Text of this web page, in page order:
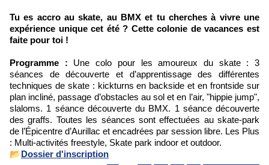
Tu es accro au skate, au BMX et tu cherches à vivre une
expérience unique cet été ? Cette colonie de vacances est
faite pour toi !
Programme : Une colo pour les amoureux du skate : 3
séances de découverte et d’apprentissage des différentes
techniques de skate : kickturns en backside et en frontside sur
plan incliné, passage d’obstacles au sol et en l’air, "hippie jump",
slaloms. 1 séance découverte du BMX. 1 séance découverte
des graffs. Toutes les séances sont effectuées au skate-park
de l’Épicentre d’Aurillac et encadrées par session libre. Les Plus
: Multi-activités freestyle, Skate park indoor et outdoor.
📂Dossier d'inscription